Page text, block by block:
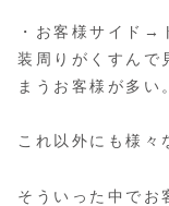
・お客様サイド→
装周りがくすんで
まうお客様が多い
これ以外にも様々
そういった中でお